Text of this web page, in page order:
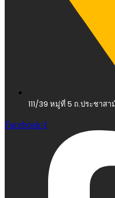
111/39 หมู่ที่ 5 ถ.ประชาส
Facebook-f